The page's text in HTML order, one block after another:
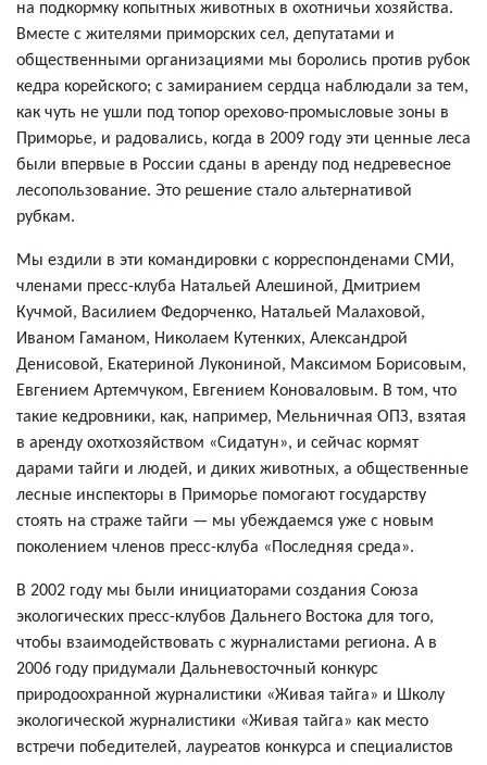
на подкормку копытных животных в охотничьи хозяйства.
Вместе с жителями приморских сел, депутатами и
общественными организациями мы боролись против рубок
кедра корейского; с замиранием сердца наблюдали за тем,
как чуть не ушли под топор орехово-промысловые зоны в
Приморье, и радовались, когда в 2009 году эти ценные леса
были впервые в России сданы в аренду под недревесное
лесопользование. Это решение стало альтернативой
рубкам.
Мы ездили в эти командировки с корреспонденами СМИ,
членами пресс-клуба Натальей Алешиной, Дмитрием
Кучмой, Василием Федорченко, Натальей Малаховой,
Иваном Гаманом, Николаем Кутенких, Александрой
Денисовой, Екатериной Лукониной, Максимом Борисовым,
Евгением Артемчуком, Евгением Коноваловым. В том, что
такие кедровники, как, например, Мельничная ОПЗ, взятая
в аренду охотхозяйством «Сидатун», и сейчас кормят
дарами тайги и людей, и диких животных, а общественные
лесные инспекторы в Приморье помогают государству
стоять на страже тайги — мы убеждаемся уже с новым
поколением членов пресс-клуба «Последняя среда».
В 2002 году мы были инициаторами создания Союза
экологических пресс-клубов Дальнего Востока для того,
чтобы взаимодействовать с журналистами региона. А в
2006 году придумали Дальневосточный конкурс
природоохранной журналистики «Живая тайга» и Школу
экологической журналистики «Живая тайга» как место
встречи победителей, лауреатов конкурса и специалистов